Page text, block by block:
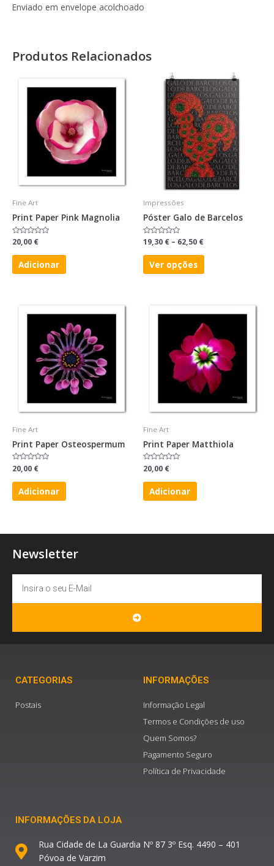
Enviado em envelope acolchoado
Produtos Relacionados
Fine Art
Print Paper Pink Magnolia
Avaliação
de
20,00 €
Adicionar
Impressões
Póster Galo de Barcelos
Avaliação
de
19,30 € – 62,50 €
Ver opções
Fine Art
Print Paper Osteospermum
Avaliação
0
de
20,00 €
Adicionar
Fine Art
Print Paper Matthiola
Avaliação
0
de
20,00 €
Adicionar
Newsletter
CATEGORIAS
Postais
INFORMAÇÕES
Informação Legal
Termos e Condições de uso
Quem Somos?
Pagamento Seguro
Política de Privacidade
INFORMAÇÕES DA LOJA
Rua Cidade de La Guardia Nº 87 3º Esq. 4490 – 401
Póvoa de Varzim